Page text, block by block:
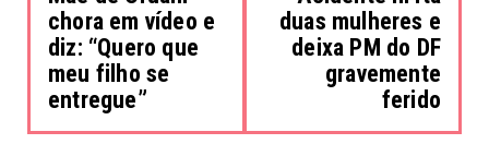
chora em vídeo e
diz: “Quero que
meu filho se
entregue”
duas mulheres e
deixa PM do DF
gravemente
ferido